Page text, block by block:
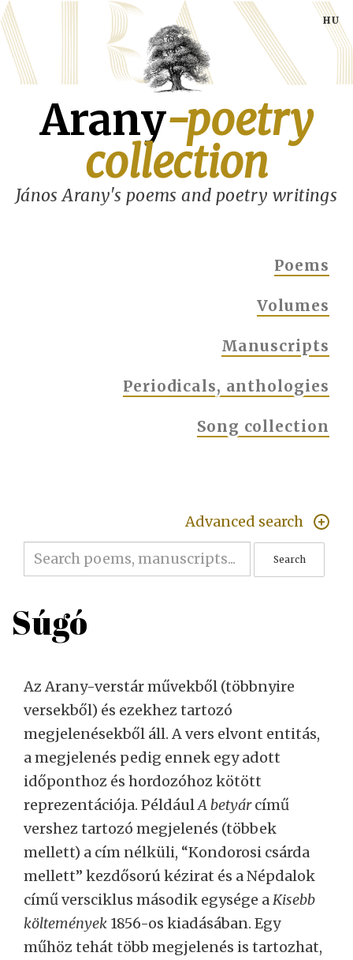
Skip
to
main
content
Arany-poetry
collection
János Arany's poems and poetry writings
Poems
Volumes
Manuscripts
Periodicals, anthologies
Song collection
Advanced search
Search
Súgó
Az Arany-verstár művekből (többnyire
versekből) és ezekhez tartozó
megjelenésekből áll. A vers elvont entitás,
a megjelenés pedig ennek egy adott
időponthoz és hordozóhoz kötött
reprezentációja. Például A betyárcímű
vershez tartozó megjelenés (többek
mellett) a cím nélküli, “Kondorosi csárda
mellett” kezdősorú kézirat és a Népdalok
című versciklus második egysége a Kisebb
költemények 1856-os kiadásában. Egy
műhöz tehát több megjelenés is tartozhat,